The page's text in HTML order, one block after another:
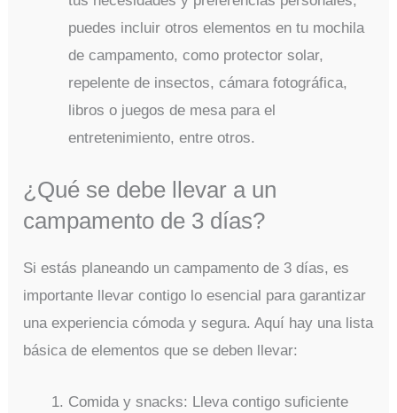
puedes incluir otros elementos en tu mochila
de campamento, como protector solar,
repelente de insectos, cámara fotográfica,
libros o juegos de mesa para el
entretenimiento, entre otros.
¿Qué se debe llevar a un
campamento de 3 días?
Si estás planeando un campamento de 3 días, es
importante llevar contigo lo esencial para garantizar
una experiencia cómoda y segura. Aquí hay una lista
básica de elementos que se deben llevar:
Comida y snacks: Lleva contigo suficiente